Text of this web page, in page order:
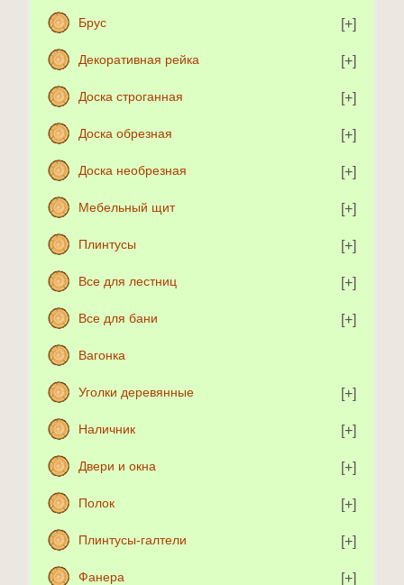
Брус
Декоративная рейка
Доска строганная
Доска обрезная
Доска необрезная
Мебельный щит
Плинтусы
Все для лестниц
Все для бани
Вагонка
Уголки деревянные
Наличник
Двери и окна
Полок
Плинтусы-галтели
Фанера